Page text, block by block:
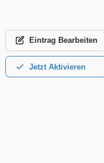
Eintrag Bearbeiten
Jetzt Aktivieren